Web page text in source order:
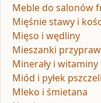
Meble do salonów
Mięśnie stawy i
Mięso i wędliny
Mieszanki
Minerały i witaminy
Miód i pyłek pszczeli
Mleko i śmietana